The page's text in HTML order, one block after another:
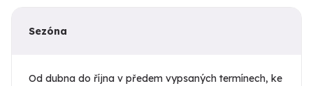
Sezóna
Od dubna do října v předem vypsaných termínech, ke